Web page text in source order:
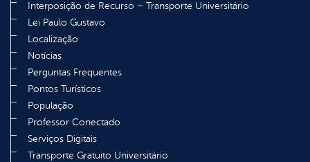
Interposição de Recurso – Transporte Universitário
Lei Paulo Gustavo
Localização
Notícias
Perguntas Frequentes
Pontos Turísticos
População
Professor Conectado
Serviços Digitais
Transporte Gratuito Universitário